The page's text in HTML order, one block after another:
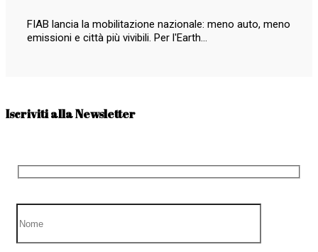
FIAB lancia la mobilitazione nazionale: meno auto, meno
emissioni e città più vivibili. Per l'Earth…
Iscriviti alla Newsletter